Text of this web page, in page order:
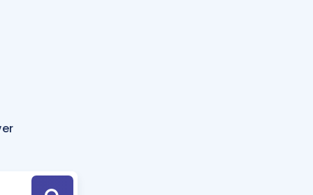
Hesaplama Aracı
için Öneriler
Tek Takvimde